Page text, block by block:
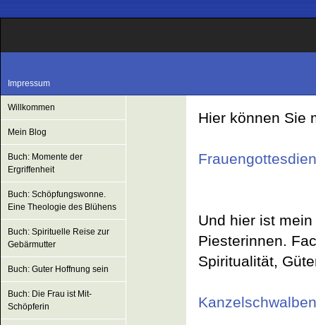
Impressum
Willkommen
Mein Blog
Buch: Momente der
Ergriffenheit
Buch: Schöpfungswonne.
Eine Theologie des Blühens
Buch: Spirituelle Reise zur
Gebärmutter
Buch: Guter Hoffnung sein
Buch: Die Frau ist Mit-
Schöpferin
Hier können Sie
Und hier ist
Piesterinnen.
Spiritualität,
Kanzelschwalben